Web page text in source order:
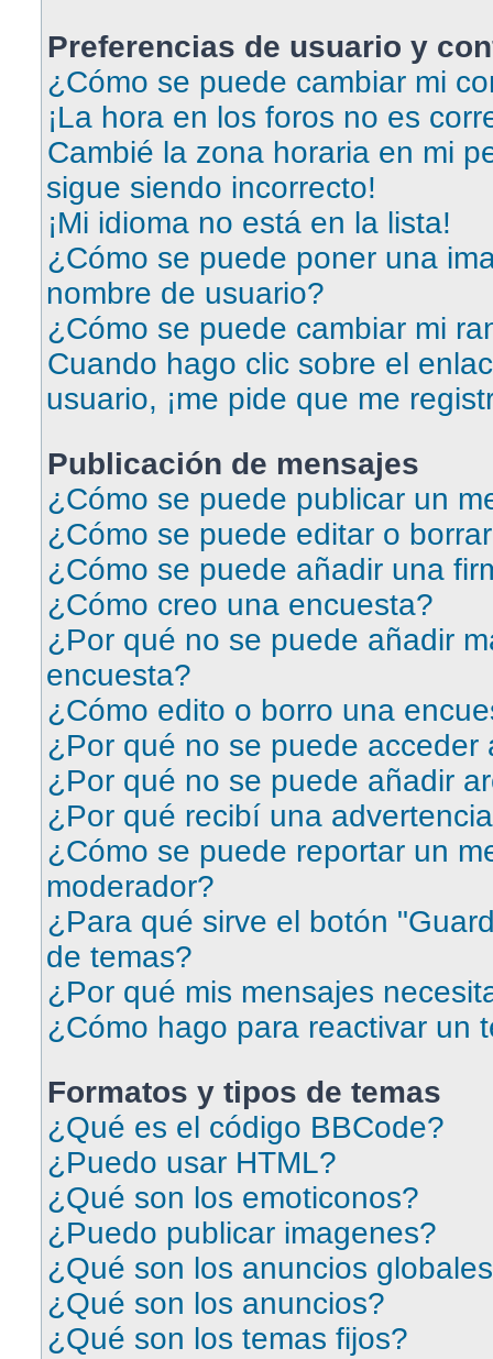
Preferencias de usuario y
¿Cómo se puede cambiar mi
¡La hora en los foros no es
Cambié la zona horaria en mi
sigue siendo incorrecto!
¡Mi idioma no está en la lista!
¿Cómo se puede poner una
nombre de usuario?
¿Cómo se puede cambiar mi
Cuando hago clic sobre el
usuario, ¡me pide que me
Publicación de mensajes
¿Cómo se puede publicar un
¿Cómo se puede editar o
¿Cómo se puede añadir una
¿Cómo creo una encuesta?
¿Por qué no se puede añadir
encuesta?
¿Cómo edito o borro una
¿Por qué no se puede acceder
¿Por qué no se puede añadir
¿Por qué recibí una
¿Cómo se puede reportar un
moderador?
¿Para qué sirve el botón
de temas?
¿Por qué mis mensajes
¿Cómo hago para reactivar un
Formatos y tipos de temas
¿Qué es el código BBCode?
¿Puedo usar HTML?
¿Qué son los emoticonos?
¿Puedo publicar imagenes?
¿Qué son los anuncios
¿Qué son los anuncios?
¿Qué son los temas fijos?